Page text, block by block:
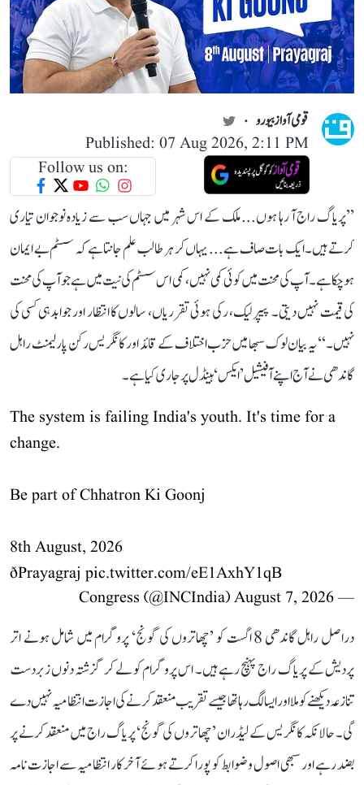
قومی آواز بیورو
Published: 07 Aug 2026, 2:11 PM
Follow us on:
’’پریاگ راج آ رہا ہوں... ملک کے اس شہر میں جہاں سب سے زیادہ نوجوان تیاری
کرتے ہیں۔ ایک بات صاف ہے... یہاں کر ہر طالب علم جانتا ہے کہ سسٹم بے ایمان
ہو چکا ہے۔ آپ کی محنت میں کوئی کمی نہیں، کمی اس سسٹم کی نیت میں ہے جو آپ کی محنت
کی قیمت نہیں دیتی۔ پیپر لیک، رکی ہوئی تقرریاں، سالوں کا انتظار اور جوابدہی کسی کی
نہیں۔‘‘ یہ بیان لوک سبھا میں حزب اختلاف کے قائد اور کانگریس رکن پارلیمنٹ راہل
گاندھی نے آج اپنے آفیشیل ’ایکس‘ ہینڈل پر جاری کیا ہے۔
The system is failing India's youth. It's time for a
change.
Be part of Chhatron Ki Goonj
8th August, 2026
ðPrayagraj pic.twitter.com/eE1AxhY1qB
— Congress (@INCIndia)
August 7, 2026
دراصل راہل گاندھی 8 اگست کو ’چھاتروں کی گونج‘ پروگرام میں شامل ہونے اتر
پردیش کے پریاگ راج پہنچ رہے ہیں۔ اس پروگرام کو لے کر گزشتہ دنوں زبردست
تنازعہ دیکھنے کو ملا اور ایسا لگ رہا تھا جیسے تقریب منعقد کرنے کی اجازت انتظامیہ نہیں دے
گی۔ حالانکہ کانگریس کے لیڈران ’چھاتروں کی گونج‘ پریاگ راج میں منعقد کرنے پر
بضد رہے اور سبھی اصول و ضوابط کو پورا کرتے ہوئے آخر کار انتظامیہ سے اجازت نامہ